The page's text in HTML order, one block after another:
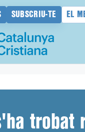
SUBSCRIU-TE EL
trobat